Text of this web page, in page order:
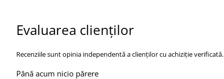
Evaluarea clienților
Recenziile sunt opinia independentă a clienților cu achiziție verificată.
Până acum nicio părere